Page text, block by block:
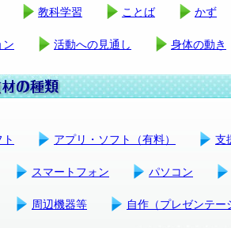
教科学習 ことば かず
ン 活動への見通し 身体の動き
アプリ・ソフト（有料） 支
スマートフォン パソコン
周辺機器等 自作（プレゼンテー